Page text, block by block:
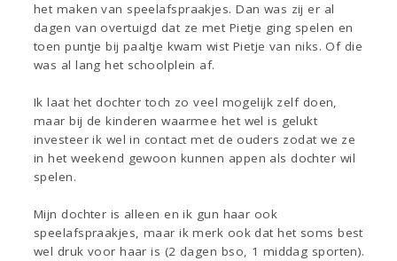
het maken van speelafspraakjes. Dan was zij er al
dagen van overtuigd dat ze met Pietje ging spelen en
toen puntje bij paaltje kwam wist Pietje van niks. Of die
was al lang het schoolplein af.
Ik laat het dochter toch zo veel mogelijk zelf doen,
maar bij de kinderen waarmee het wel is gelukt
investeer ik wel in contact met de ouders zodat we ze
in het weekend gewoon kunnen appen als dochter wil
spelen.
Mijn dochter is alleen en ik gun haar ook
speelafspraakjes, maar ik merk ook dat het soms best
wel druk voor haar is (2 dagen bso, 1 middag sporten).